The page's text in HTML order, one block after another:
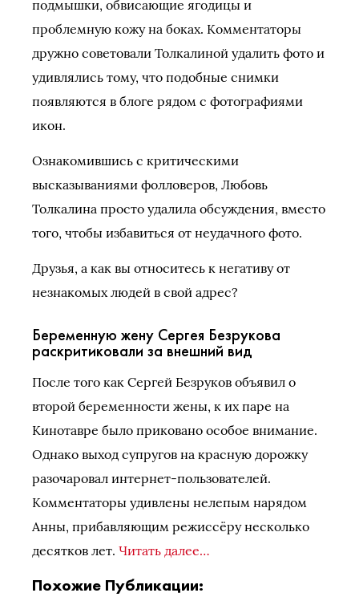
подмышки, обвисающие ягодицы и
проблемную кожу на боках. Комментаторы
дружно советовали Толкалиной удалить фото и
удивлялись тому, что подобные снимки
появляются в блоге рядом с фотографиями
икон.
Ознакомившись с критическими
высказываниями фолловеров, Любовь
Толкалина просто удалила обсуждения, вместо
того, чтобы избавиться от неудачного фото.
Друзья, а как вы относитесь к негативу от
незнакомых людей в свой адрес?
Беременную жену Сергея Безрукова
раскритиковали за внешний вид
После того как Сергей Безруков объявил о
второй беременности жены, к их паре на
Кинотавре было приковано особое внимание.
Однако выход супругов на красную дорожку
разочаровал интернет-пользователей.
Комментаторы удивлены нелепым нарядом
Анны, прибавляющим режиссёру несколько
десятков лет. Читать далее…
Похожие Публикации: